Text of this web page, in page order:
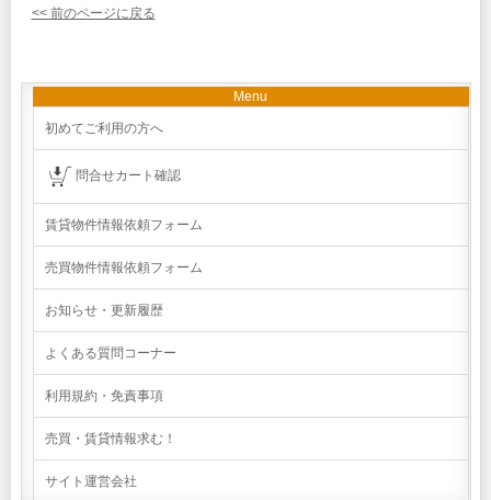
<< 前のページに戻る
Menu
初めてご利用の方へ
問合せカート確認
賃貸物件情報依頼フォーム
売買物件情報依頼フォーム
お知らせ・更新履歴
よくある質問コーナー
利用規約・免責事項
売買・賃貸情報求む！
サイト運営会社